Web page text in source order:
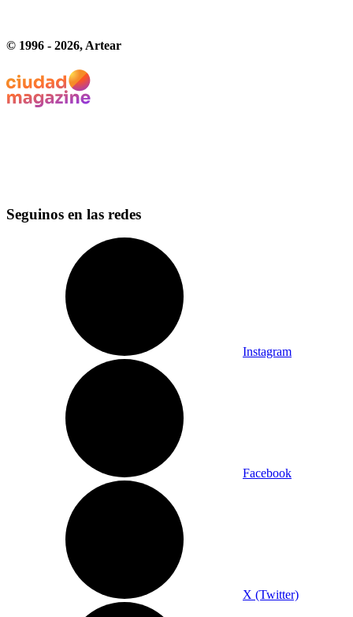
© 1996 - 2026, Artear
Seguinos en las redes
Instagram
Facebook
X (Twitter)